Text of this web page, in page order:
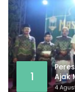
1
Ajak
4